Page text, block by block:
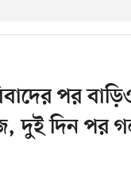
পর
দুই দিন পর